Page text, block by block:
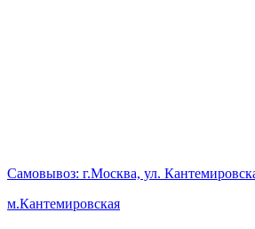
Самовывоз: г.Москва, ул.
м.Кантемировская